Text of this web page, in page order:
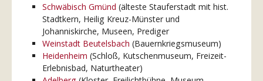
Schwäbisch Gmünd (älteste Stauferstadt mit hist.
Stadtkern, Heilig Kreuz-Münster und
Johanniskirche, Museen, Prediger
Weinstadt Beutelsbach (Bauernkriegsmuseum)
Heidenheim (Schloß, Kutschenmuseum, Freizeit-
Erlebnisbad, Naturtheater)